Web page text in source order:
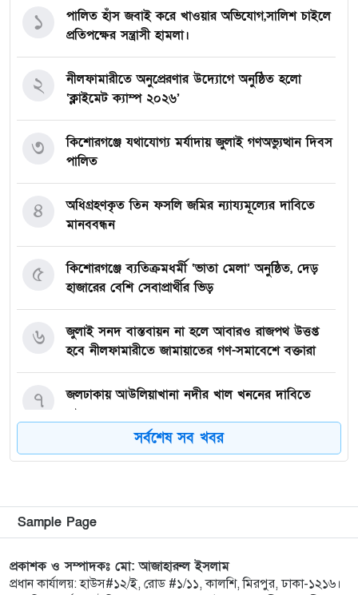
পালিত হাঁস জবাই করে খাওয়ার অভিযোগ,সালিশ চাইলে
প্রতিপক্ষের সন্ত্রাসী হামলা।
১
নীলফামারীতে অনুপ্রেরণার উদ্যোগে অনুষ্ঠিত হলো
‘ক্লাইমেট ক্যাম্প ২০২৬’
২
কিশোরগঞ্জে যথাযোগ্য মর্যাদায় জুলাই গণঅভ্যুত্থান দিবস
পালিত
৩
অধিগ্রহণকৃত তিন ফসলি জমির ন্যায্যমূল্যের দাবিতে
মানববন্ধন
৪
কিশোরগঞ্জে ব্যতিক্রমধর্মী ‘ভাতা মেলা’ অনুষ্ঠিত, দেড়
হাজারের বেশি সেবাপ্রার্থীর ভিড়
৫
জুলাই সনদ বাস্তবায়ন না হলে আবারও রাজপথ উত্তপ্ত
হবে নীলফামারীতে জামায়াতের গণ-সমাবেশে বক্তারা
৬
জলঢাকায় আউলিয়াখানা নদীর খাল খননের দাবিতে
মানববন্ধন
৭
দেবীগঞ্জ ইকরা মডেল মাদ্রাসার দুই শিক্ষার্থীর হিফজ
৮
কিশোরগঞ্জে ৮০ পিস ট্যাপেন্টাডল ট্যাবলেটসহ গ্রেপ্তার ২,
ওয়ারেন্টভুক্ত আসামিও আটক
৯
কিশোরগঞ্জে জুলাই গণঅভ্যুত্থান দিবস-২০২৬ উপলক্ষে
১০
সর্বশেষ সব খবর
Sample Page
প্রকাশক ও সম্পাদকঃ মো: আজাহারুল ইসলাম
প্রধান কার্যালয়: হাউস#১২/ই, রোড #১/১১, কালশি, মিরপুর, ঢাকা-১২১৬।